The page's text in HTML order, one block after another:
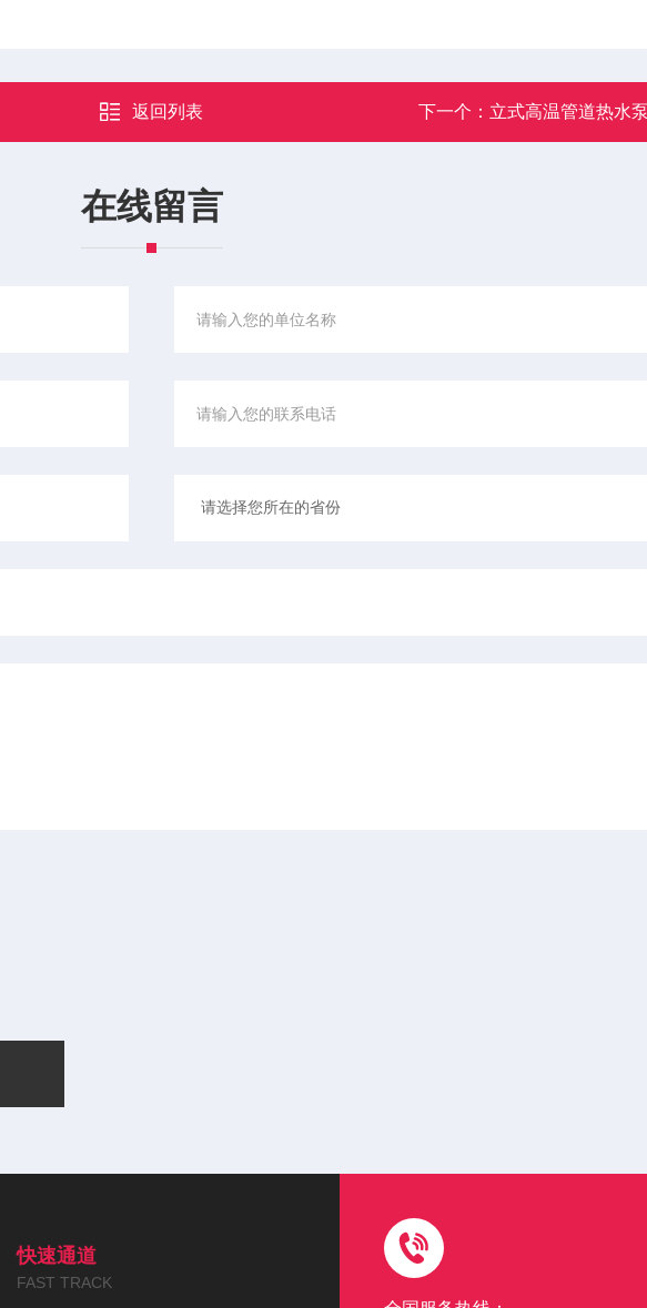
返回列表 下一个： 立式高温管道热水
在线留言
快速通道
FAST TRACK